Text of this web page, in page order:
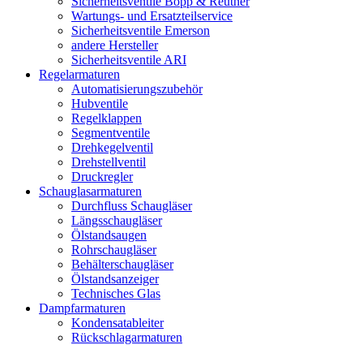
Wartungs- und Ersatzteilservice
Sicherheitsventile Emerson
andere Hersteller
Sicherheitsventile ARI
Regelarmaturen
Automatisierungszubehör
Hubventile
Regelklappen
Segmentventile
Drehkegelventil
Drehstellventil
Druckregler
Schauglas­armaturen
Durchfluss Schaugläser
Längsschaugläser
Ölstandsaugen
Rohrschaugläser
Behälterschaugläser
Ölstandsanzeiger
Technisches Glas
Dampfarmaturen
Kondensatableiter
Rückschlagarmaturen